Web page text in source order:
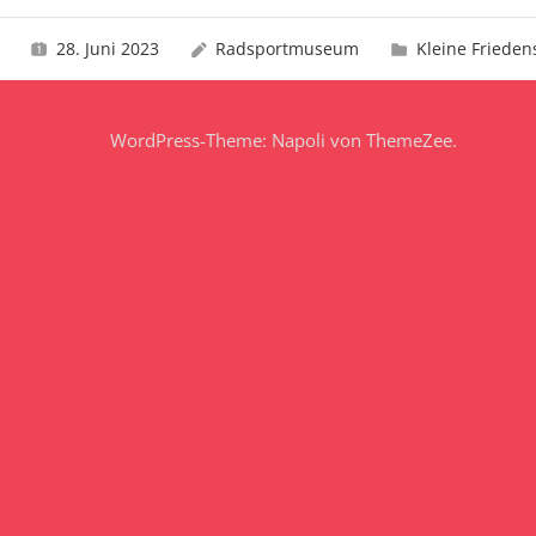
28. Juni 2023 Radsportmuseum Kleine
WordPress-Theme: Napoli von ThemeZee.